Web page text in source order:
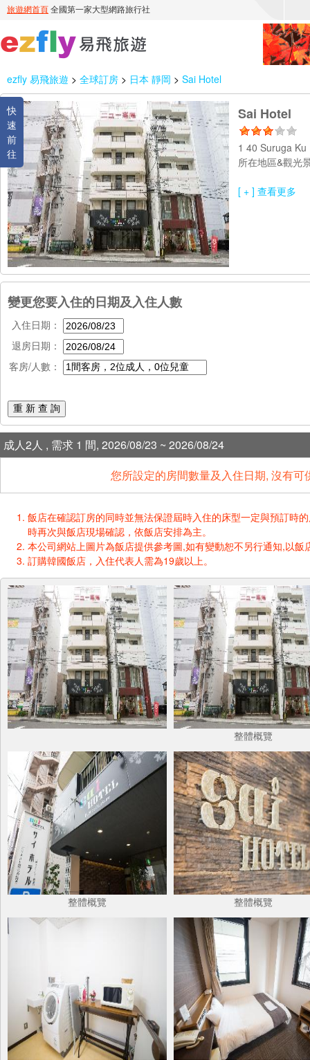
ezfly 易飛旅遊 > 全球訂房 > 日本 靜岡 > Sai Hotel
快
速
前
往
Sai Hotel
1 40 Suruga
所在地區&觀光
[ + ] 查看更多
變更您要入住的日期及入住人數
入住日期：
退房日期：
客房/人數：
重 新 查 詢
成人2人 , 需求 1 間, 2026/08/23 ~ 2026/08/24
您所設定的房間數量及入住日期, 沒有
飯店在確認訂房的同時並無法保證屆時入住的床型一定與預訂時
時再次與飯店現場確認，依飯店安排為主。
本公司網站上圖片為飯店提供參考圖,如有變動恕不另行通知,以飯
訂購韓國飯店，入住代表人需為19歲以上。
整體概覽
整體概覽 整體概覽